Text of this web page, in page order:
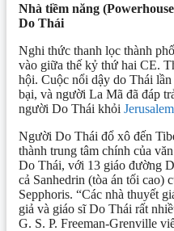
Nhà tiềm năng (Powerhouse
Do Thái
Nghi thức thanh lọc thành
vào giữa thế kỷ thứ hai CE.
hội. Cuộc nổi dậy do Thái
bại, và người La Mã đã đáp
người Do Thái khỏi Jerusalem
Người Do Thái đổ xô đến
thành trung tâm chính của
Do Thái, với 13 giáo đường
cả Sanhedrin (tòa án tối cao)
Sepphoris. “Các nhà thuyết
giả và giáo sĩ Do Thái rất
G. S. P. Freeman-Grenville